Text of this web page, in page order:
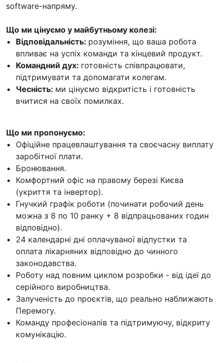
software-напряму.
Що ми цінуємо у майбутньому колезі:
Відповідальність: розуміння, що ваша робота
впливає на успіх команди та кінцевий продукт.
Командний дух: готовність співпрацювати,
підтримувати та допомагати колегам.
Чесність: ми цінуємо відкритість і готовність
вчитися на своїх помилках.
Що ми пропонуємо:
Офіційне працевлаштування та своєчасну виплату
заробітної плати.
Бронювання.
Комфортний офіс на правому березі Києва
(укриття та інвертор).
Гнучкий графік роботи (починати робочий день
можна з 8 по 10 ранку + 8 відпрацьованих годин
відповідно).
24 календарні дні оплачуваної відпустки та
оплата лікарняних відповідно до чинного
законодавства.
Роботу над повним циклом розробки - від ідеї до
серійного виробництва.
Залученість до проєктів, що реально наближають
Перемогу.
Команду професіоналів та підтримуючу, відкриту
комунікацію.